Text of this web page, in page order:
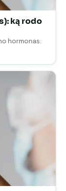
ką rodo
hormonas.